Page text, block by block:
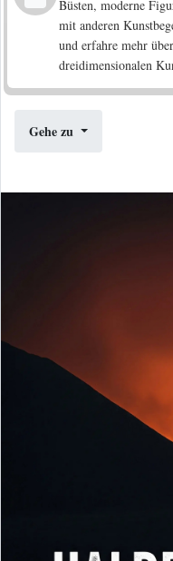
Büsten, moderne
mit anderen
und erfahre mehr
dreidimensionalen
Gehe zu